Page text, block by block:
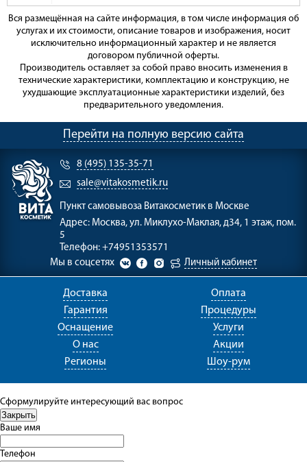
Вся размещённая на сайте информация, в том числе информация об
услугах и их стоимости, описание товаров и изображения, носит
исключительно информационный характер и не является
договором публичной оферты.
Производитель оставляет за собой право вносить изменения в
технические характеристики, комплектацию и конструкцию, не
ухудшающие эксплуатационные характеристики изделий, без
предварительного уведомления.
Перейти на полную версию сайта
8 (495) 135-35-71
sale@vitakosmetik.ru
Пункт самовывоза Витакосметик в Москве
Адрес: Москва, ул. Миклухо-Маклая, д34, 1 этаж, пом.
5
Телефон: +74951353571
Мы в соцсетях
Личный кабинет
Доставка
Оплата
Гарантия
Процедуры
Оснащение
Услуги
О нас
Акции
Регионы
Шоу-рум
Сформулируйте интересующий вас вопрос
Ваше имя
Телефон